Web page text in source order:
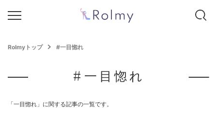
Rolmyトップ #一目惚れ
#一目惚れ
「一目惚れ」に関する記事の一覧です。